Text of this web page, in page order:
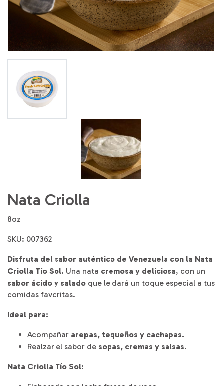
Nata Criolla
8oz
SKU: 007362
Disfruta del sabor auténtico de Venezuela con la Nata
Criolla Tío Sol. Una nata cremosa y deliciosa, con un
sabor ácido y salado que le dará un toque especial a tus
comidas favoritas.
Ideal para:
Acompañar arepas, tequeños y cachapas.
Realzar el sabor de sopas, cremas y salsas.
Nata Criolla Tío Sol: